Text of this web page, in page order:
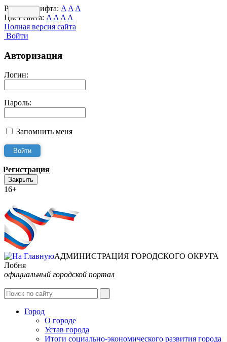
Размер шрифта: A A A
Цвет сайта: A A A A
Полная версия сайта
Войти
Авторизация
Логин:
Пароль:
Запомнить меня
Регистрация
Закрыть
16+
АДМИНИСТРАЦИЯ ГОРОДСКОГО ОКРУГА
Лобня
официальный городской портал
Город
О городе
Устав города
Итоги социально-экономического развития города